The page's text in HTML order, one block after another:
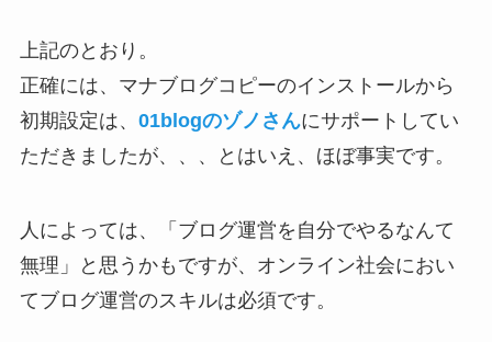
上記のとおり。
正確には、マナブログコピーのインストールから
初期設定は、 01blogのゾノさんにサポートしてい
ただきましたが、、、とはいえ、ほぼ事実です。
人によっては、「ブログ運営を自分でやるなんて
無理」と思うかもですが、オンライン社会におい
てブログ運営のスキルは必須です。